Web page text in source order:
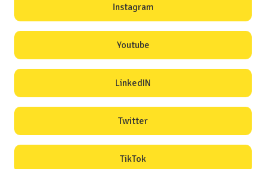
Instagram
Youtube
LinkedIN
Twitter
TikTok